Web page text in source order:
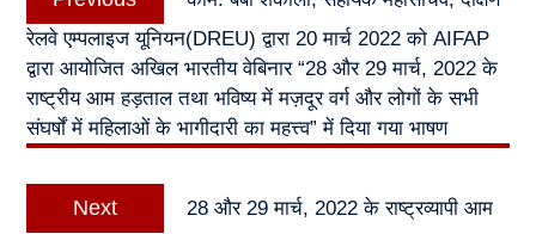
navigation
post:
रेलवे एम्पलाइज यूनियन(DREU) द्वारा 20 मार्च 2022 को AIFAP
द्वारा आयोजित अखिल भारतीय वेबिनार “28 और 29 मार्च, 2022 के
राष्ट्रीय आम हड़ताल तथा भविष्य में मज़दूर वर्ग और लोगों के सभी
संघर्षों में महिलाओं के भागीदारी का महत्त्व” में दिया गया भाषण
Next
Next
post:
28 और 29 मार्च, 2022 के राष्ट्रव्यापी आम